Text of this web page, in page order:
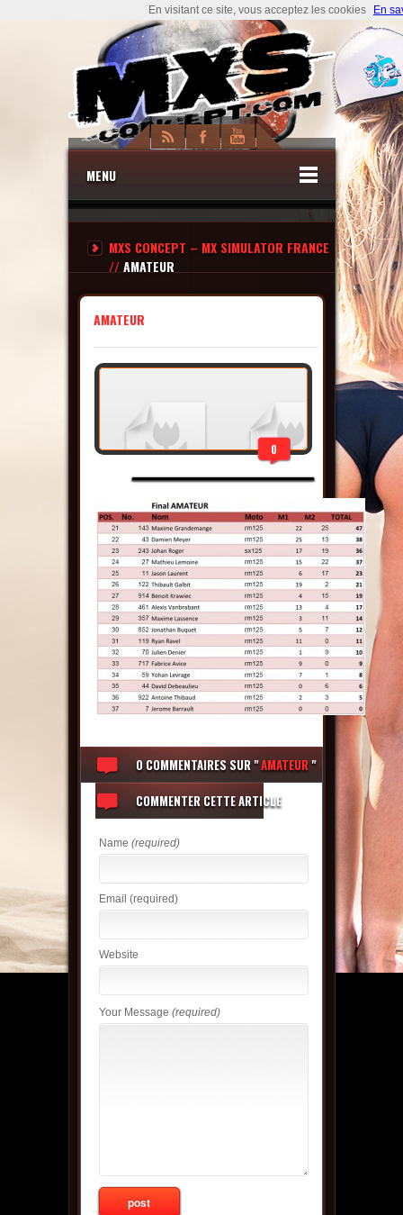
MENU
MXS CONCEPT – MX SIMULATOR FRANCE
//AMATEUR
AMATEUR
0
0 COMMENTAIRESSUR "AMATEUR "
COMMENTER CETTE ARTICLE
Name (required)
Email (required)
Website
Your Message (required)
En visitant ce site, vous acceptez les cookies En